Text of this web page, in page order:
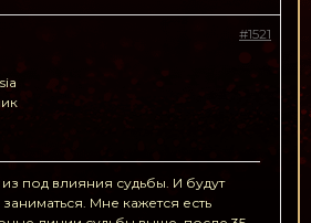
#1521
под влияния судьбы. И будут
Мне кажется есть